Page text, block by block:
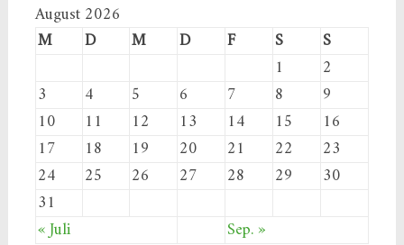
August 2026
M
D M D F S
S
1
2
3
4 5 6 7 8
9
10
11 12 13 14 15
16
17
18 19 20 21 22
23
24
25 26 27 28 29
30
31
« Juli
Sep. »